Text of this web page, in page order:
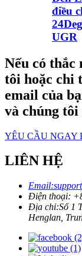
điều
UGR
Nếu có thắc
tôi hoặc chi
email của
và chúng
YÊU CẦU NGAY
LIÊN HỆ
Email:
Điện thoại: +
Địa chỉ:Số 1
Henglan,